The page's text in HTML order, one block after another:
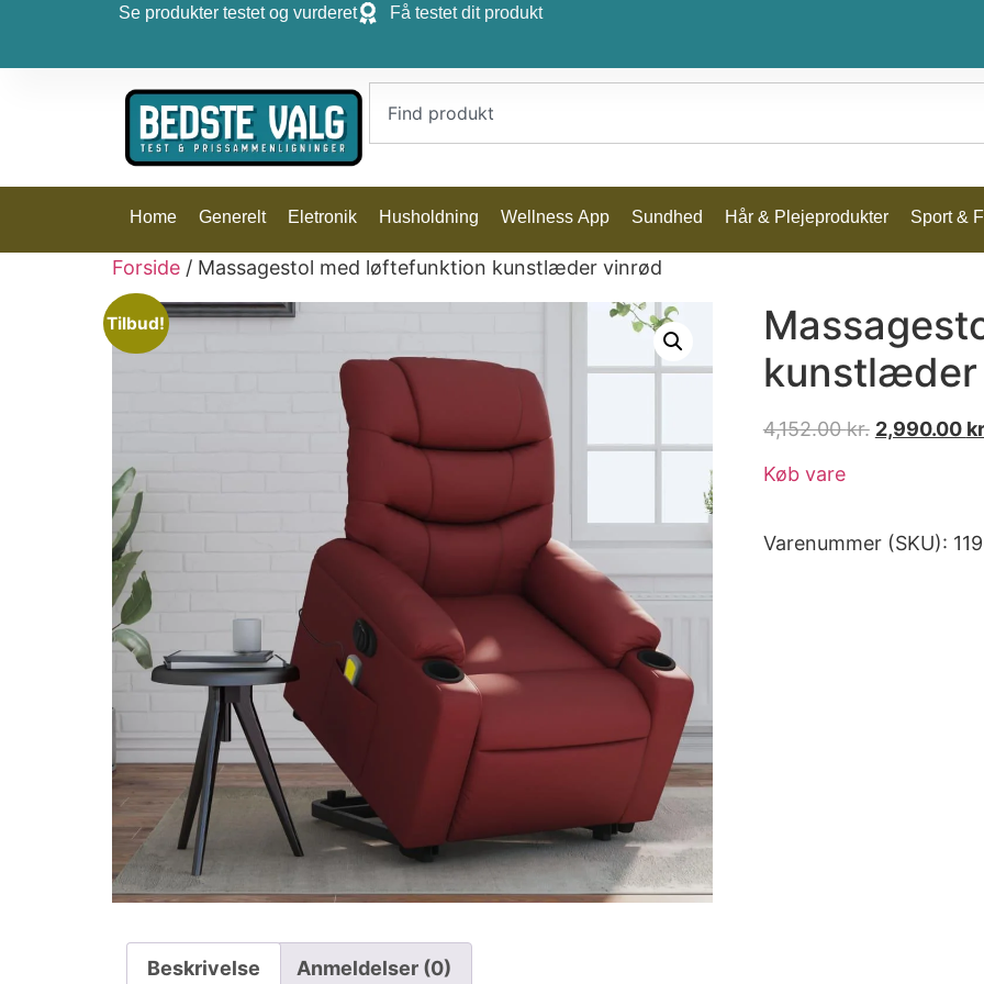
Se produkter testet og vurderet Få testet dit produkt
Home Generelt Eletronik Husholdning Wellness App Sundhed Hår & Plejeprodukter Sport &
Forside / Massagestol med løftefunktion kunstlæder vinrød
Tilbud!
kunstlæder
4,152.00kr. 2,990.00
Køb vare
Varenummer (SKU):
Beskrivelse Anmeldelser (0)